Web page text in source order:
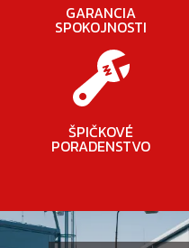
GARANCIA
SPOKOJNOSTI
ŠPIČKOVÉ
PORADENSTVO